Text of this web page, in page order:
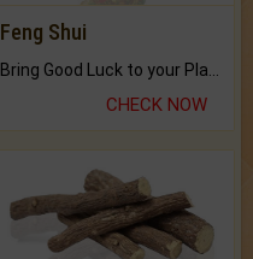
Feng Shui
CHECK NOW